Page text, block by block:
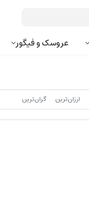
عروسک و فیگور
ارزان‌ترین گران‌ترین